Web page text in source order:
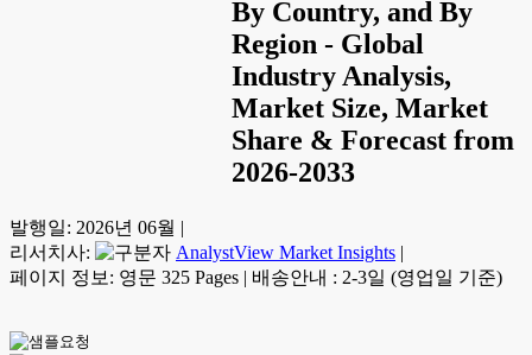
By Country, and By
Region - Global
Industry Analysis,
Market Size, Market
Share & Forecast from
2026-2033
발행일: 2026년 06월 |
리서치사:
AnalystView Market Insights |
페이지 정보: 영문 325 Pages | 배송안내 : 2-3일 (영업일 기준)